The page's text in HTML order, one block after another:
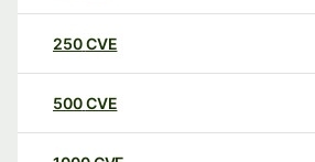
250CVE
500CVE